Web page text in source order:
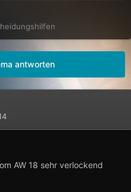
antworten
AW 18 sehr verlockend